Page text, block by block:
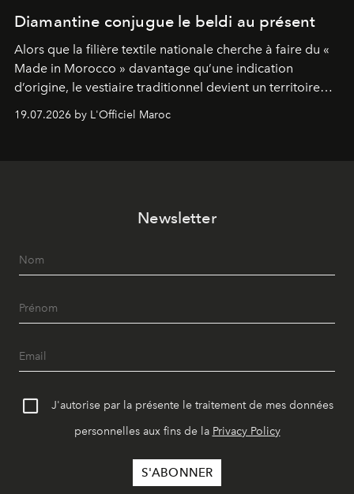
Diamantine conjugue le beldi au présent
Alors que la filière textile nationale cherche à faire du «
Made in Morocco » davantage qu’une indication
d’origine, le vestiaire traditionnel devient un territoire
d’expérimentation. Avec Néo Beldi, Diamantine en
révise les proportions et les usages pour l’inscrire dans
19.07.2026 by L'Officiel Maroc
Newsletter
J'autorise par la présente le traitement de mes données
personnelles aux fins de la Privacy Policy